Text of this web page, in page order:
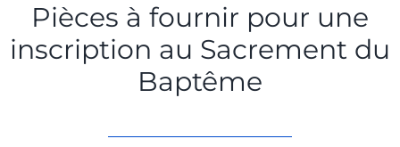
Pièces à fournir pour une
inscription au Sacrement du
Baptême